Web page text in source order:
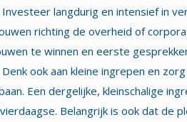
Investeer langdurig en intensief in
richting de overheid of
te winnen en eerste
Denk ook aan kleine ingrepen en
Een dergelijke, kleinschalige
Belangrijk is ook dat de